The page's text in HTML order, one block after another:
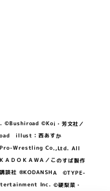
©Koi・芳文社／
illust：西あすか
Pro-Wrestling Co.,Ltd. All
ＤＯＫＡＷＡ／このすば製作
談社 ®KODANSHA ©TYPE-
Inc. ©硬梨菜・